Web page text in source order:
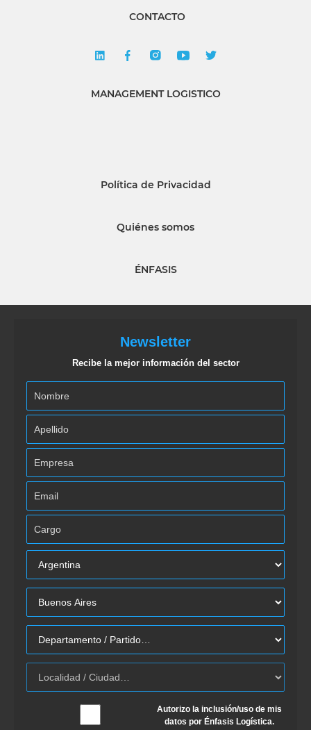
CONTACTO
MANAGEMENT LOGISTICO
Política de Privacidad
Quiénes somos
ÉNFASIS
Newsletter
Recibe la mejor información del sector
Autorizo la inclusión/uso de mis
datos por Énfasis Logística.